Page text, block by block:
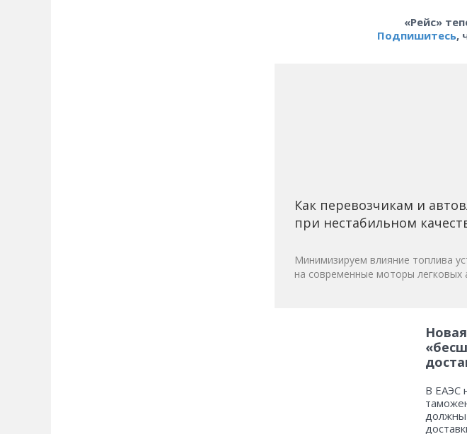
«Рейс»
Подпишитесь,
Как перевозчикам и
при нестабильном
Минимизируем влияние топлива
на современные моторы легковых
В ЕАЭС
должны